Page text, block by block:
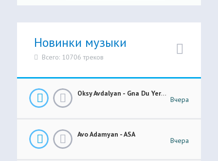
Новинки музыки
Всего: 10706 треков
Oksy Avdalyan - Gna Du Yerevanic
Вчера
Avo Adamyan - ASA
Вчера